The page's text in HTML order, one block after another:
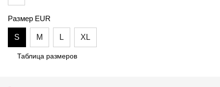
Размер EUR
S M L XL
Таблица размеров